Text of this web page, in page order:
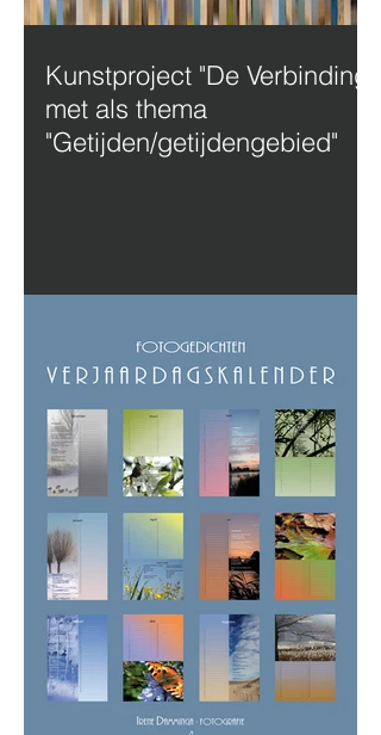
Kunstproject "De Verbinding"
met als thema
"Getijden/getijdengebied"